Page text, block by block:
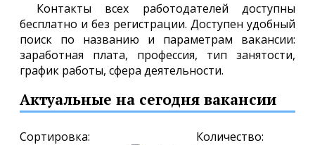
Контакты всех работодателей доступны
бесплатно и без регистрации. Доступен удобный
поиск по названию и параметрам вакансии:
заработная плата, профессия, тип занятости,
график работы, сфера деятельности.
Актуальные на сегодня вакансии
Сортировка: Количество: